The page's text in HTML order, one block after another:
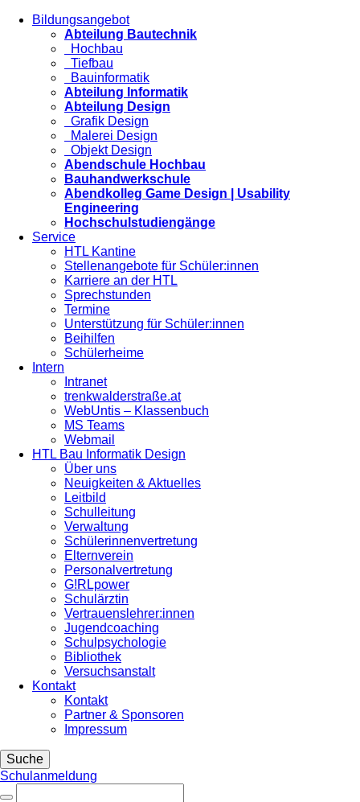
Bildungsangebot
Abteilung Bautechnik
Hochbau
Tiefbau
Bauinformatik
Abteilung Informatik
Abteilung Design
Grafik Design
Malerei Design
Objekt Design
Abendschule Hochbau
Bauhandwerkschule
Abendkolleg Game Design | Usability
Engineering
Hochschulstudiengänge
Service
HTL Kantine
Stellenangebote für Schüler:innen
Karriere an der HTL
Sprechstunden
Termine
Unterstützung für Schüler:innen
Beihilfen
Schülerheime
Intern
Intranet
trenkwalderstraße.at
WebUntis – Klassenbuch
MS Teams
Webmail
HTL Bau Informatik Design
Über uns
Neuigkeiten & Aktuelles
Leitbild
Schulleitung
Verwaltung
Schülerinnenvertretung
Elternverein
Personalvertretung
G!RLpower
Schulärztin
Vertrauenslehrer:innen
Jugendcoaching
Schulpsychologie
Bibliothek
Versuchsanstalt
Kontakt
Kontakt
Partner & Sponsoren
Impressum
Suche
Schulanmeldung